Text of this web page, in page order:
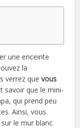
une enceinte
la
verrez quevous
savoir que le mini-
qui prend peu
Ainsi, vous
le mur blanc